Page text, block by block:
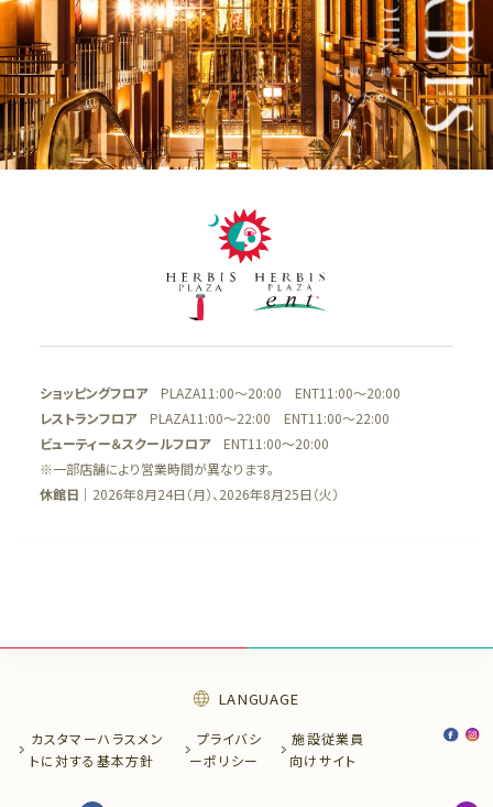
ショッピングフロアPLAZA11:00～20:00 ENT11:00～20:00
レストランフロアPLAZA11:00～22:00 ENT11:00～22:00
ビューティー＆スクールフロアENT11:00～20:00
※一部店舗により営業時間が異なります。
休館日 ｜2026年8月24日（月）、2026年8月25日（火）
LANGUAGE
カスタマーハラスメン
トに対する基本方針
プライバシ
ーポリシー
施設従業員
向けサイト